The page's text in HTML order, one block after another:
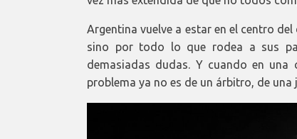
Argentina vuelve a estar en el centro
sino por todo lo que rodea a sus
demasiadas dudas. Y cuando en una
problema ya no es de un árbitro, de una